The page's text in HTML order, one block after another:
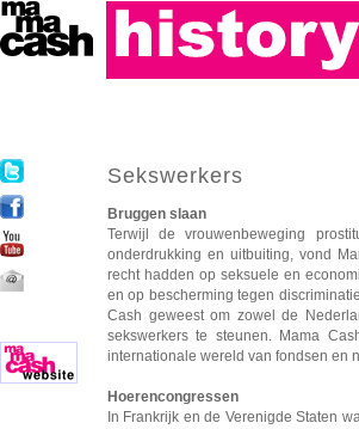
Sekswerkers
Bruggen slaan
Terwijl de vrouwenbeweging
onderdrukking en uitbuiting, vond
recht hadden op seksuele en
en op bescherming tegen
Cash geweest om zowel de
sekswerkers te steunen. Mama
internationale wereld van fondsen en
Hoerencongressen
In Frankrijk en de Verenigde Staten